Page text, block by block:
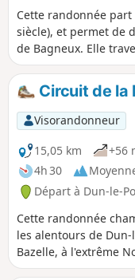
Cette randonnée
siècle), et permet de
de Bagneux. Elle
Vernusse, puis
Circuit de la
Visorandonneur
15,05 km
+56
4h 30
Départ à Dun-le-
Cette randonnée
les alentours de
Bazelle, à l'extrême
l'Indre-et-Loir. Par de